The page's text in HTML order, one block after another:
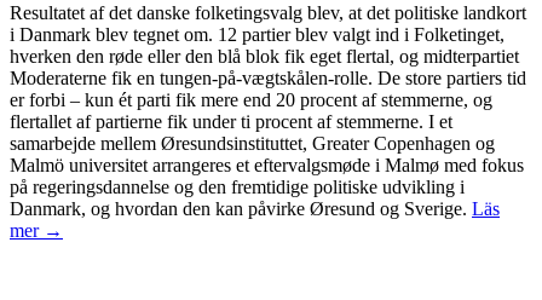
Resultatet af det danske folketingsvalg blev, at det politiske landkort
i Danmark blev tegnet om. 12 partier blev valgt ind i Folketinget,
hverken den røde eller den blå blok fik eget flertal, og midterpartiet
Moderaterne fik en tungen-på-vægtskålen-rolle. De store partiers tid
er forbi – kun ét parti fik mere end 20 procent af stemmerne, og
flertallet af partierne fik under ti procent af stemmerne. I et
samarbejde mellem Øresundsinstituttet, Greater Copenhagen og
Malmö universitet arrangeres et eftervalgsmøde i Malmø med fokus
på regeringsdannelse og den fremtidige politiske udvikling i
Danmark, og hvordan den kan påvirke Øresund og Sverige. Läs
mer →